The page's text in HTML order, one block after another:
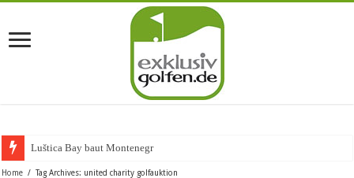
Luštica Bay baut Montenegros e
Home / Tag Archives: united charity golfauktion